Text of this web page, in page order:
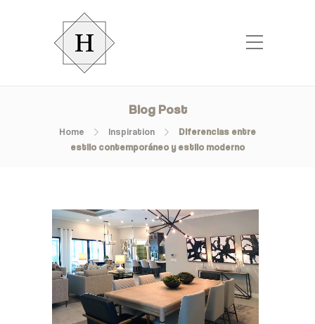
Blog Post
Home Inspiration
Diferencias entre
estilo contemporáneo y estilo moderno